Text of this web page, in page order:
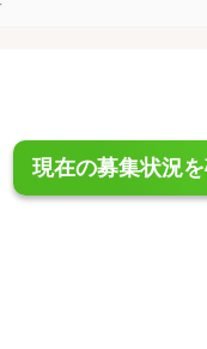
現在の募集状況